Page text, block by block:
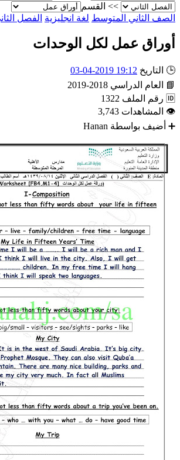
>> القسم
الثاني المتوسط لغة انجليزية الفصل الثاني
عمل لكل الوحدات
التاريخ 19:12 2019-04-03
العام الدراسي 2018-2019
رقم الملف 1322
المشاهدات 3,743
أضيف بواسطة Hanan